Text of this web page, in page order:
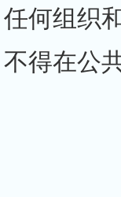
何组织
得在公